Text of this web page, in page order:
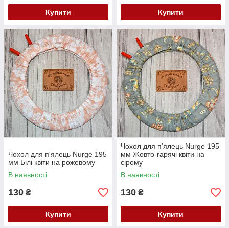
Купити Купити
Чохол для п'ялець Nurge 195
мм Білі квіти на рожевому
В наявності
130 ₴
Купити
Чохол для п'ялець Nurge 195
мм Жовто-гарячі квіти на
сірому
В наявності
130 ₴
Купити